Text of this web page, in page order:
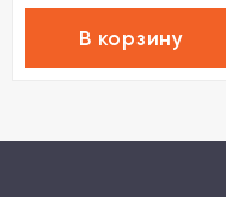
В корзину